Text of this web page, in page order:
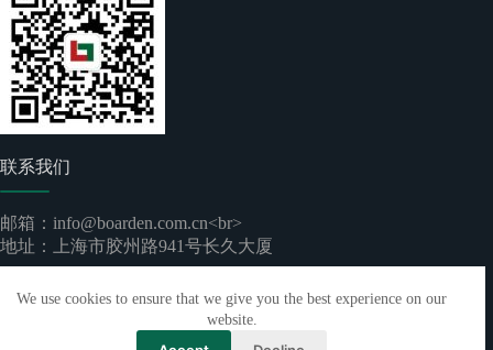
We use cookies to ensure that we give you the best experience on our
website.
联系我们
邮箱：info@boarden.com.cn<br>
地址：上海市胶州路941号长久大厦
版权所有 © 2026 -上海宝宫实业有限公司 ｜沪ICP备
2024096892号-1